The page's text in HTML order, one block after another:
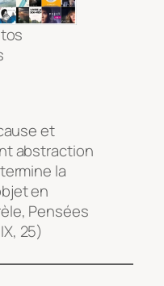
et
abstraction
la
en
Pensées
25)